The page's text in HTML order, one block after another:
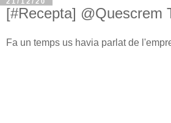
[#Recepta] @Quescrem
Fa un temps us havia parlat de